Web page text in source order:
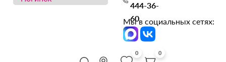
444-36-
60
Мы в социальных сетях:
0 0